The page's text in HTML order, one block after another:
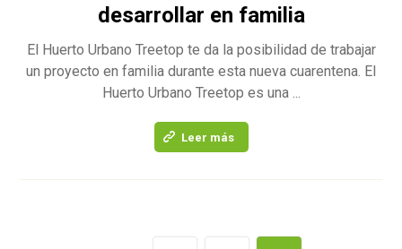
desarrollar en familia
El Huerto Urbano Treetop te da la posibilidad de trabajar
un proyecto en familia durante esta nueva cuarentena. El
Huerto Urbano Treetop es una ...
Leer más